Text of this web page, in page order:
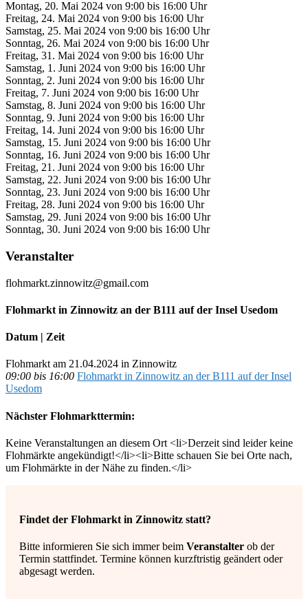
Montag, 20. Mai 2024 von 9:00 bis 16:00 Uhr
Freitag, 24. Mai 2024 von 9:00 bis 16:00 Uhr
Samstag, 25. Mai 2024 von 9:00 bis 16:00 Uhr
Sonntag, 26. Mai 2024 von 9:00 bis 16:00 Uhr
Freitag, 31. Mai 2024 von 9:00 bis 16:00 Uhr
Samstag, 1. Juni 2024 von 9:00 bis 16:00 Uhr
Sonntag, 2. Juni 2024 von 9:00 bis 16:00 Uhr
Freitag, 7. Juni 2024 von 9:00 bis 16:00 Uhr
Samstag, 8. Juni 2024 von 9:00 bis 16:00 Uhr
Sonntag, 9. Juni 2024 von 9:00 bis 16:00 Uhr
Freitag, 14. Juni 2024 von 9:00 bis 16:00 Uhr
Samstag, 15. Juni 2024 von 9:00 bis 16:00 Uhr
Sonntag, 16. Juni 2024 von 9:00 bis 16:00 Uhr
Freitag, 21. Juni 2024 von 9:00 bis 16:00 Uhr
Samstag, 22. Juni 2024 von 9:00 bis 16:00 Uhr
Sonntag, 23. Juni 2024 von 9:00 bis 16:00 Uhr
Freitag, 28. Juni 2024 von 9:00 bis 16:00 Uhr
Samstag, 29. Juni 2024 von 9:00 bis 16:00 Uhr
Sonntag, 30. Juni 2024 von 9:00 bis 16:00 Uhr
Veranstalter
flohmarkt.zinnowitz@gmail.com
Flohmarkt in Zinnowitz an der B111 auf der Insel Usedom
Datum | Zeit
Flohmarkt am 21.04.2024 in Zinnowitz
09:00 bis 16:00 Flohmarkt in Zinnowitz an der B111 auf der Insel
Usedom
Nächster Flohmarkttermin:
Keine Veranstaltungen an diesem Ort <li>Derzeit sind leider keine
Flohmärkte angekündigt!</li><li>Bitte schauen Sie bei Orte nach,
um Flohmärkte in der Nähe zu finden.</li>
Findet der Flohmarkt in Zinnowitz statt?
Bitte informieren Sie sich immer beim Veranstalter ob der
Termin stattfindet. Termine können kurzftristig geändert oder
abgesagt werden.